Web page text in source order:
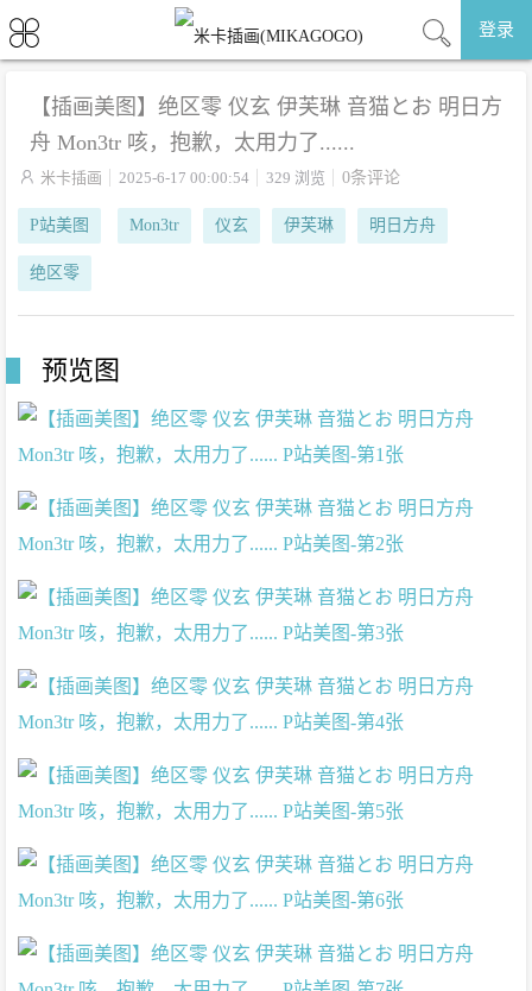
登录
【插画美图】绝区零 仪玄 伊芙琳 音猫とお 明日方
舟 Mon3tr 咳，抱歉，太用力了......
 米卡插画 2025-6-17 00:00:54 329 浏览 0条评论
P站美图 Mon3tr 仪玄 伊芙琳 明日方舟
绝区零
预览图